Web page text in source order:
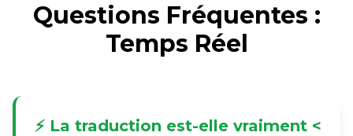
Questions Fréquentes :
Temps Réel
⚡ La traduction est-elle vraiment <